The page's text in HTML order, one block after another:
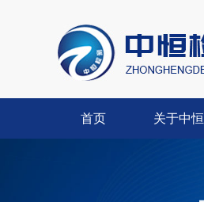
首页 关于中恒